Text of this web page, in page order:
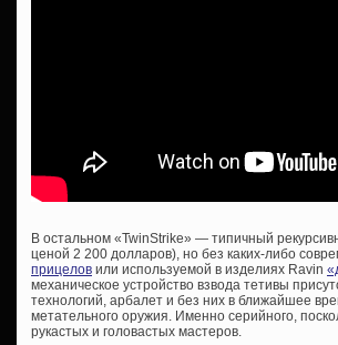
В остальном «TwinStrike» — типичный
ценой 2 200 долларов), но без каких-либо
прицелов или используемой в изделиях Ravin
механическое устройство взвода тетивы
технологий, арбалет и без них в ближайшее
метательного оружия. Именно серийного,
рукастых и головастых мастеров.